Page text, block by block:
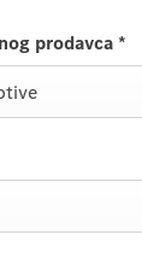
prodavca *